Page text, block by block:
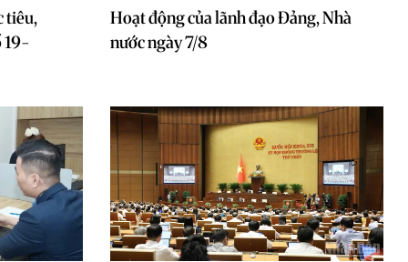
tiêu,
19-
Hoạt động của lãnh đạo Đảng, Nhà
nước ngày 7/8